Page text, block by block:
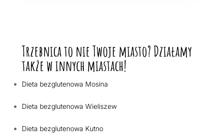
Trzebnica to nie Twoje miasto? Działamy
także w innych miastach!
Dieta bezglutenowa Mosina
Dieta bezglutenowa Wieliszew
Dieta bezglutenowa Kutno